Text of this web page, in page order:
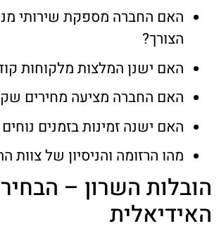
האם החברה מספקת שירותי
הצורך?
האם ישנן המלצות מלקוחות
האם החברה מציעה מחירים
האם ישנה זמינות בזמנים
מהו הרזומה והניסיון של צוות
הובלות השרון –
האידיאלית